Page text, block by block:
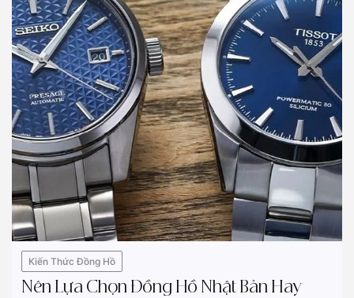
Kiến Thức Đồng Hồ
Nên Lựa Chọn Đồng Hồ Nhật Bản Hay